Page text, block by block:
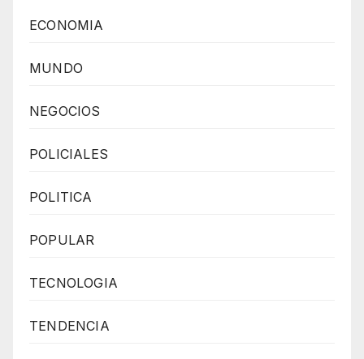
ECONOMIA
MUNDO
NEGOCIOS
POLICIALES
POLITICA
POPULAR
TECNOLOGIA
TENDENCIA